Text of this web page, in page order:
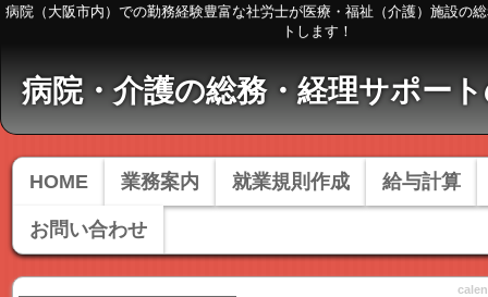
病院（大阪市内）での勤務経験豊富な社労士が医療・福祉（介護）施設の
トします！
HOME 業務案内 就業規則作成 給与計算
お問い合わせ